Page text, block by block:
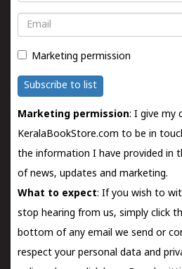
Email
Marketing permission
Subscribe to list
Marketing permission: I give my
KeralaBookStore.com to be in
the information I have provided in
of news, updates and marketing.
What to expect: If you wish to
stop hearing from us, simply click
bottom of any email we send or
respect your personal data and